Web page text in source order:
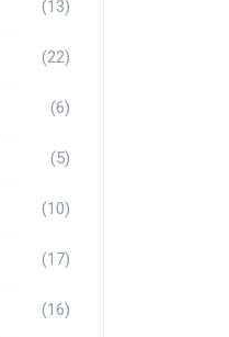
(13)
(22)
(6)
(5)
(10)
(17)
(16)